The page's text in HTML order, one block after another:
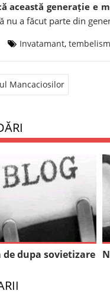
această generație e
nu a făcut parte din
Invatamant, tembelism
Mancaciosilor
de dupa sovietizare